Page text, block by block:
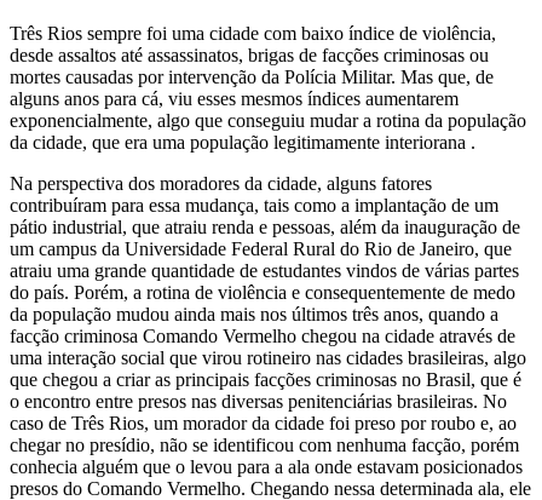
Três Rios sempre foi uma cidade com baixo índice de violência,
desde assaltos até assassinatos, brigas de facções criminosas ou
mortes causadas por intervenção da Polícia Militar. Mas que, de
alguns anos para cá, viu esses mesmos índices aumentarem
exponencialmente, algo que conseguiu mudar a rotina da população
da cidade, que era uma população legitimamente interiorana .
Na perspectiva dos moradores da cidade, alguns fatores
contribuíram para essa mudança, tais como a implantação de um
pátio industrial, que atraiu renda e pessoas, além da inauguração de
um campus da Universidade Federal Rural do Rio de Janeiro, que
atraiu uma grande quantidade de estudantes vindos de várias partes
do país. Porém, a rotina de violência e consequentemente de medo
da população mudou ainda mais nos últimos três anos, quando a
facção criminosa Comando Vermelho chegou na cidade através de
uma interação social que virou rotineiro nas cidades brasileiras, algo
que chegou a criar as principais facções criminosas no Brasil, que é
o encontro entre presos nas diversas penitenciárias brasileiras. No
caso de Três Rios, um morador da cidade foi preso por roubo e, ao
chegar no presídio, não se identificou com nenhuma facção, porém
conhecia alguém que o levou para a ala onde estavam posicionados
presos do Comando Vermelho. Chegando nessa determinada ala, ele